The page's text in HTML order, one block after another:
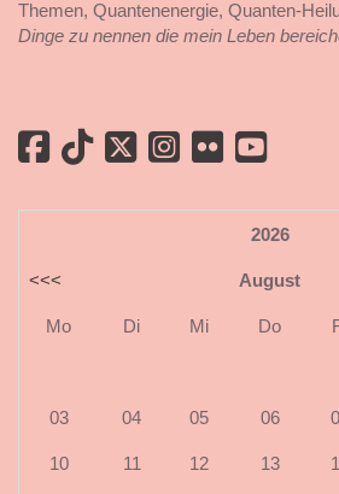
Themen, Quantenenergie, Quanten-
Dinge zu nennen die mein Leben
2026
<<< August
Mo Di Mi Do
03 04 05 06
10 11 12 13